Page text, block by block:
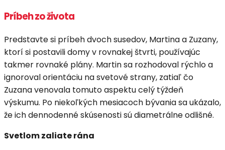
Príbeh zo života
Predstavte si príbeh dvoch susedov, Martina a Zuzany,
ktorí si postavili domy v rovnakej štvrti, používajúc
takmer rovnaké plány. Martin sa rozhodoval rýchlo a
ignoroval orientáciu na svetové strany, zatiaľ čo
Zuzana venovala tomuto aspektu celý týždeň
výskumu. Po niekoľkých mesiacoch bývania sa ukázalo,
že ich dennodenné skúsenosti sú diametrálne odlišné.
Svetlom zaliate rána